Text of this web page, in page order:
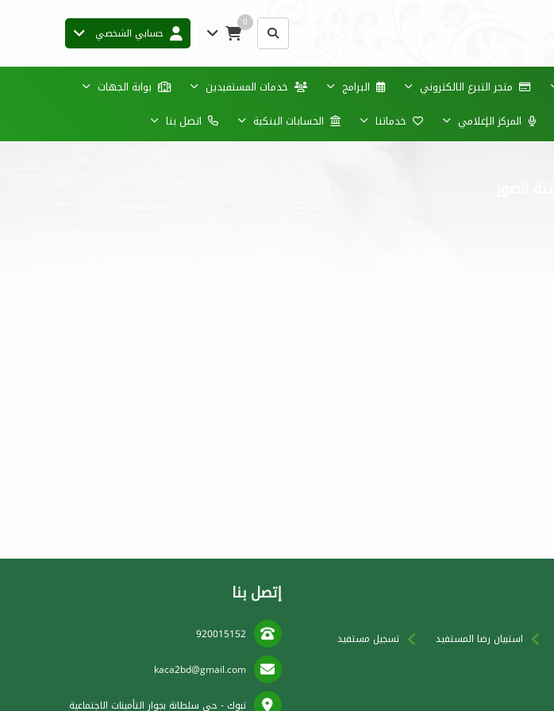
0
حسابي الشخصي
متجر التبرع الالكتروني البرامج خدمات المستفيدين
بوابة الجهات
المركز الإعلامي خدماتنا الحسابات البنكية اتصل بنا
استبيان رضا المستفيد تسجيل مستفيد
إتصل بنا
920015152
kaca2bd@gmail.com
تبوك - حي سلطانة بجوار التأمينات الاجتماعية